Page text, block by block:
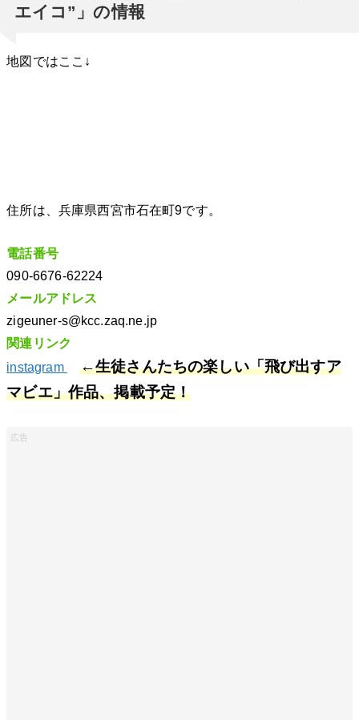
エイコ”」の情報
地図ではここ↓
住所は、兵庫県西宮市石在町9です。
電話番号
090-6676-62224
メールアドレス
zigeuner-s@kcc.zaq.ne.jp
関連リンク
instagram
←生徒さんたちの楽しい「飛び出すア
マビエ」作品、掲載予定！